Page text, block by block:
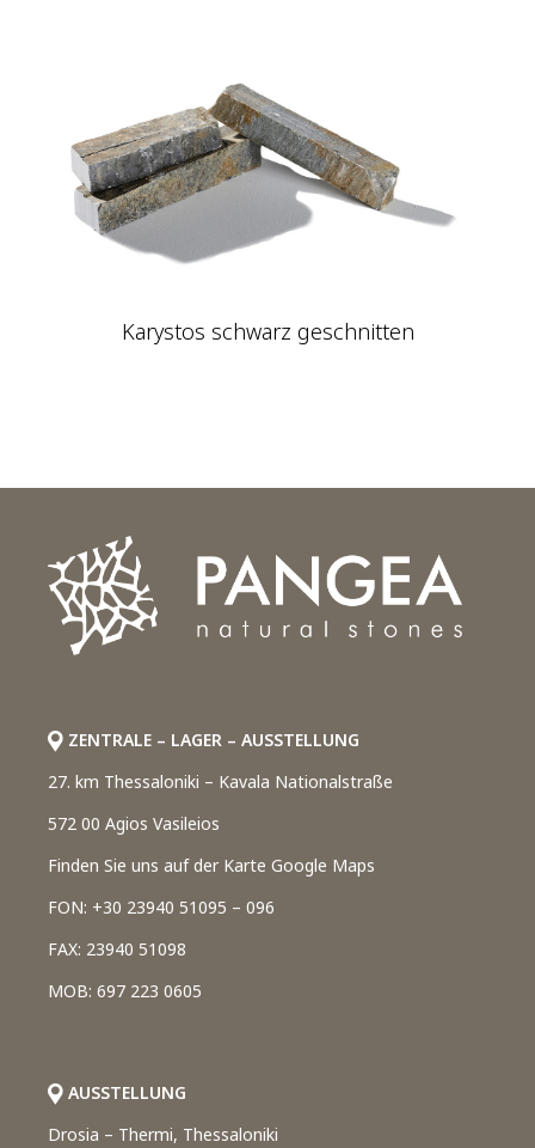
Karystos schwarz geschnitten
ZENTRALE – LAGER – AUSSTELLUNG
27. km Thessaloniki – Kavala Nationalstraße
572 00 Agios Vasileios
Finden Sie uns auf der Karte Google Maps
FON: +30 23940 51095 – 096
FAX: 23940 51098
MOB: 697 223 0605
AUSSTELLUNG
Drosia – Thermi, Thessaloniki